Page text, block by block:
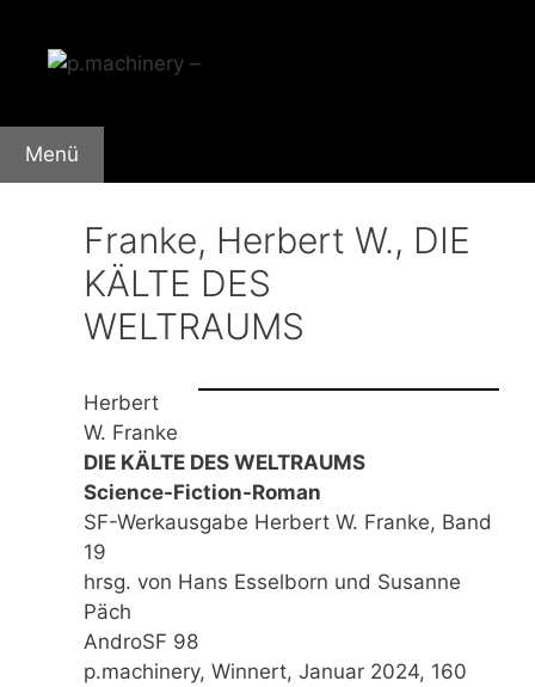
Inhalt
springen
Menü
Franke, Herbert W., DIE
KÄLTE DES
WELTRAUMS
Herbert
W. Franke
DIE KÄLTE DES WELTRAUMS
Science-Fiction-Roman
SF-Werkausgabe Herbert W. Franke, Band
19
hrsg. von Hans Esselborn und Susanne
Päch
AndroSF 98
p.machinery, Winnert, Januar 2024, 160